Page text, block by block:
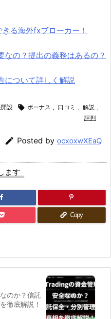
る海外fxブローカー！
の？提出の義務はあるの？
について詳しく解説
設  ボーナス , 口コミ , 解説 ,
評判
 Posted by ocxoxwXEaQ
ます
Copy
のか？信託
徹底解説！